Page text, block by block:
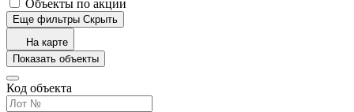
Объекты по акции
Еще фильтры Скрыть
На карте
Показать объекты
Код объекта